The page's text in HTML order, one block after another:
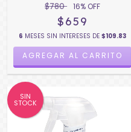
$780 16% OFF
$659
6 MESES SIN INTERESES DE$109.83
AGREGAR AL CARRITO
SIN
STOCK